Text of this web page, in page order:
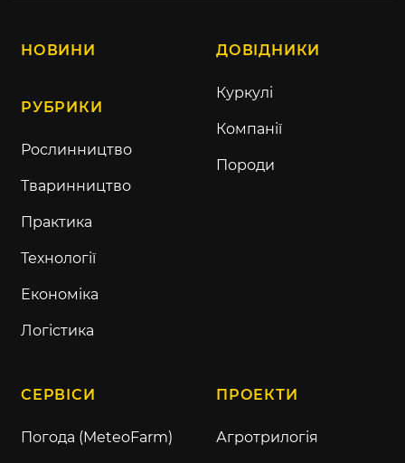
НОВИНИ
РУБРИКИ
Рослинництво
Тваринництво
Практика
Технології
Економіка
Логістика
ДОВІДНИКИ
Куркулі
Компанії
Породи
СЕРВІСИ
Погода (MeteoFarm)
ПРОЕКТИ
Агротрилогія